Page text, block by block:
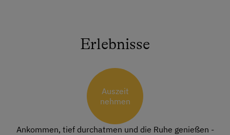
Erlebnisse
Auszeit
nehmen
Ankommen, tief durchatmen und die Ruhe genießen -